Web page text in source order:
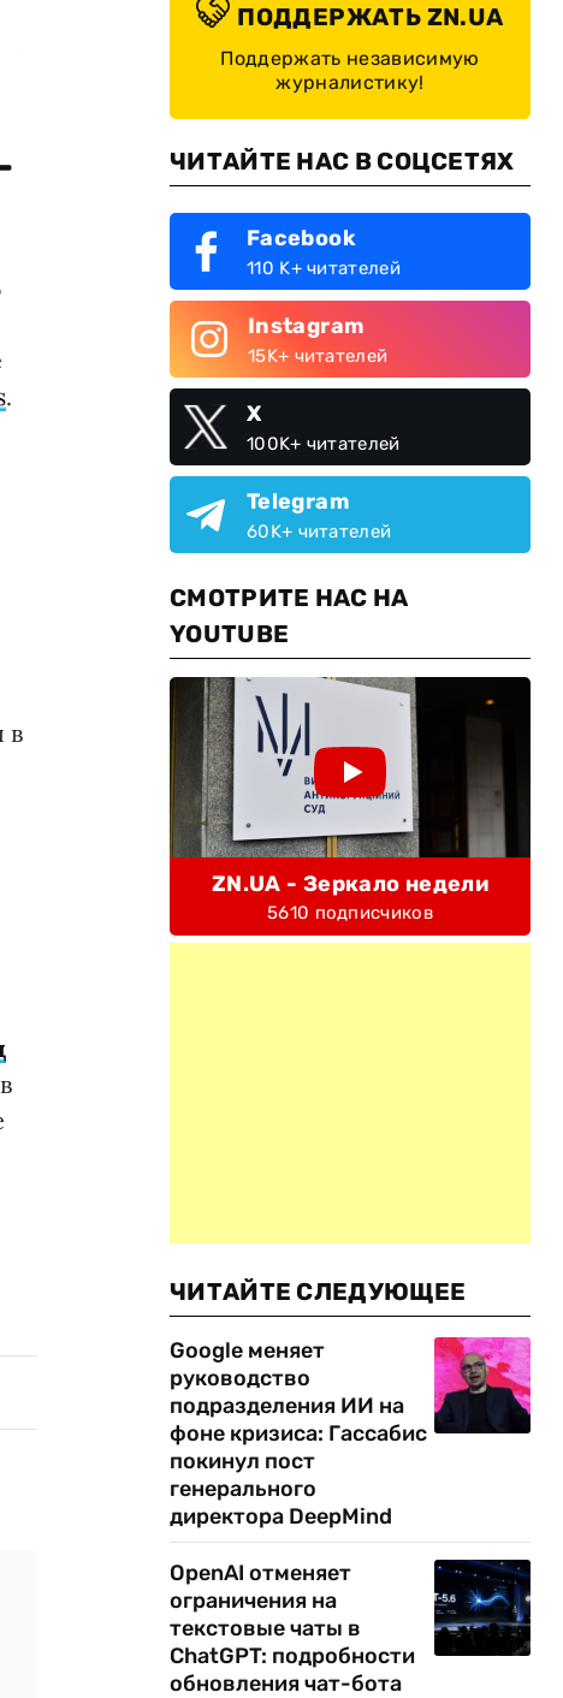
.
в
ПОДДЕРЖАТЬ ZN.UA
Поддержать независимую
журналистику!
ЧИТАЙТЕ НАС В СОЦСЕТЯХ
Facebook
110 K+ читателей
Instagram
15K+ читателей
X
100K+ читателей
Telegram
60K+ читателей
СМОТРИТЕ НАС НА
YOUTUBE
ZN.UA - Зеркало недели
5610 подписчиков
ЧИТАЙТЕ СЛЕДУЮЩЕЕ
Google меняет
руководство
подразделения ИИ на
фоне кризиса: Гассабис
покинул пост
генерального
директора DeepMind
OpenAI отменяет
ограничения на
текстовые чаты в
ChatGPT: подробности
обновления чат-бота